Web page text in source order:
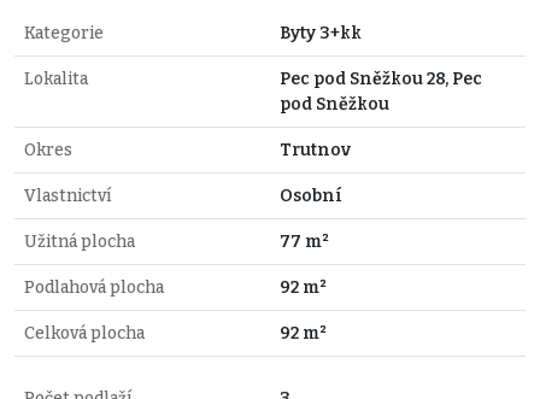
Kategorie Byty 3+kk
Lokalita
Pec pod Sněžkou 28, Pec
pod Sněžkou
Okres Trutnov
Vlastnictví Osobní
Užitná plocha 77 m²
Podlahová plocha 92 m²
Celková plocha 92 m²